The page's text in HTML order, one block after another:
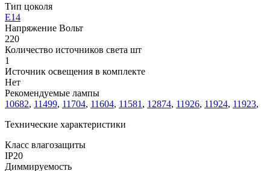
Тип цоколя
E14
Напряжение Вольт
220
Количество источников света шт
1
Источник освещения в комплекте
Нет
Рекомендуемые лампы
10682, 11499, 11704, 11604, 11581 , 12874, 11926, 11924, 11923,
Технические характеристики
Класс влагозащиты
IP20
Диммируемость